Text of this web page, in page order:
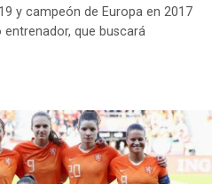
y campeón de Europa en 2017
entrenador, que buscará